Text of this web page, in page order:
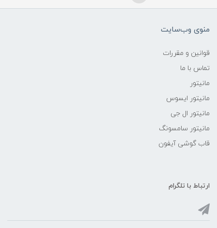
منوی وب‌سایت
قوانین و مقررات
تماس با ما
مانیتور
مانیتور ایسوس
مانیتور ال جی
مانیتور سامسونگ
قاب گوشی آیفون
ارتباط با تلگرام